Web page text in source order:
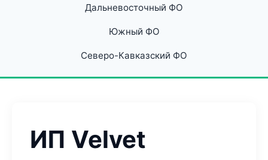
Дальневосточный ФО
Южный ФО
Северо-Кавказский ФО
ИП Velvet